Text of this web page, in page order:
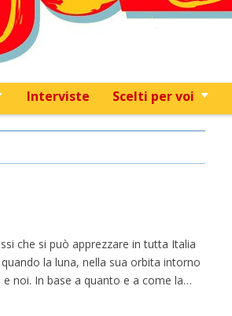
Skip to content
Interviste Scelti per voi
che si può apprezzare in tutta Italia
quando la luna, nella sua orbita intorno
noi. In base a quanto e a come la…